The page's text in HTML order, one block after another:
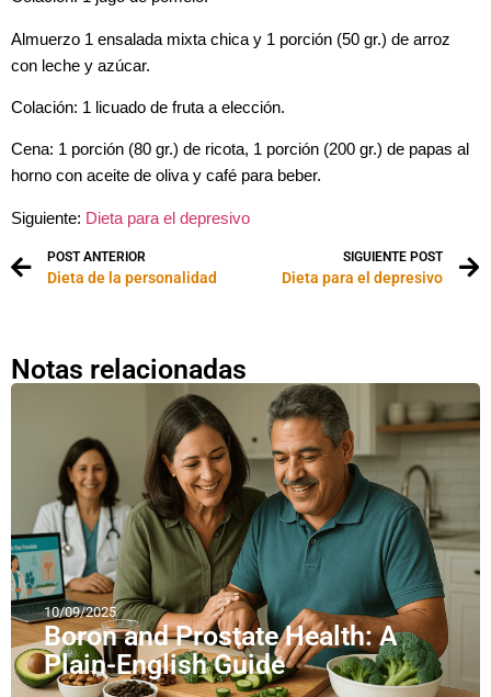
Almuerzo 1 ensalada mixta chica y 1 porción (50 gr.) de arroz
con leche y azúcar.
Colación: 1 licuado de fruta a elección.
Cena: 1 porción (80 gr.) de ricota, 1 porción (200 gr.) de papas al
horno con aceite de oliva y café para beber.
Siguiente: Dieta para el depresivo
POST ANTERIOR
Dieta de la personalidad
SIGUIENTE POST
Dieta para el depresivo
Notas relacionadas
10/09/2025
Boron and Prostate Health: A
Plain-English Guide